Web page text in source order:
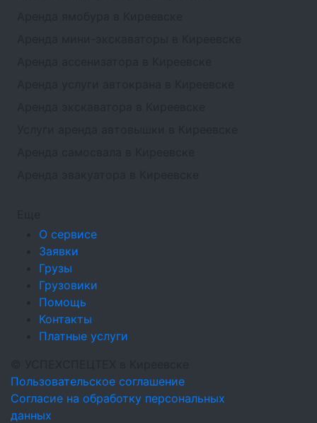
О сервисе
Заявки
Грузы
Грузовики
Помощь
Контакты
Платные услуги
Пользовательское соглашение
Согласие на обработку персональных
данных